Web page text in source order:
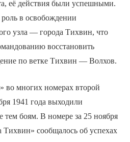
её действия были успешными.
в освобождении
узла — города Тихвин, что
восстановить
по ветке Тихвин — Волхов.
во многих номерах второй
1941 года выходили
боям. В номере за 25 ноября
Тихвин» сообщалось об успехах